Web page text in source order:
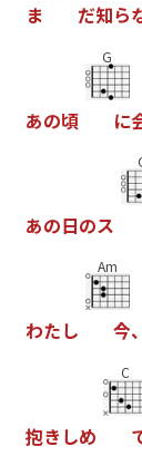
ま だ知ら
あの頃
G
に
あの日のス
わたし
Am
今、
抱き しめ
C